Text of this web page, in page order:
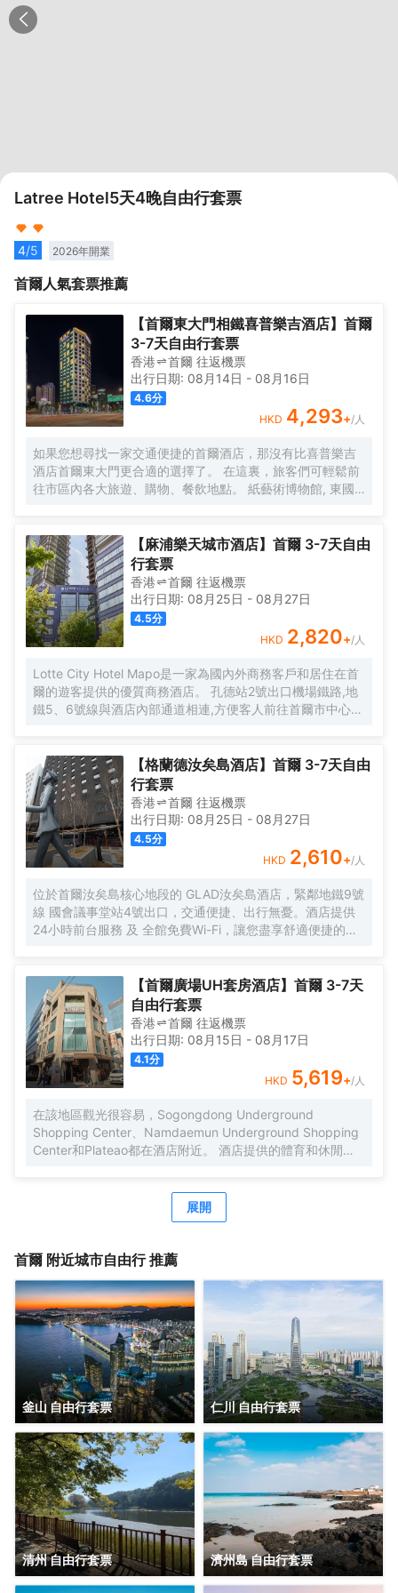
Latree Hotel5天4晚自由行套票
4/5 2026年開業
首爾人氣套票推薦
【首爾東大門相鐵喜普樂吉酒店】首爾
3-7天自由行套票
香港 首爾 往返機票
出行日期: 08月14日 - 08月16日
4.6分
HKD 4,293+/人
如果您想尋找一家交通便捷的首爾酒店，那沒有比喜普樂吉
酒店首爾東大門更合適的選擇了。 在這裏，旅客們可輕鬆前
往市區內各大旅遊、購物、餐飲地點。 紙藝術博物館, 東國
普遍好評。 酒店的特色服務有無線網絡, 洗衣服務/乾洗, 會
議設施, 保險箱, 接送服務。 喜普樂吉酒店首爾東大門有裝修
精美的客房，每間都配有液晶電視/等離子電視, 空調, 冰箱,
無線上網（免費）。 酒店內的健身中心是忙碌的一天後放鬆
身心的理想去處。 想在首爾尋找舒適又便捷的酒店，就一定
要考慮喜普樂吉酒店首爾東大門，能帶給您賓至如歸的感
覺。
【麻浦樂天城市酒店】首爾 3-7天自由
行套票
香港 首爾 往返機票
出行日期: 08月25日 - 08月27日
4.5分
HKD 2,820+/人
Lotte City Hotel Mapo是一家為國內外商務客戶和居住在首
爾的遊客提供的優質商務酒店。 孔德站2號出口機場鐵路,地
鐵5、6號線與酒店內部通道相連,方便客人前往首爾市中心和
新村、明洞。 Lotte City Hotel Mapo酒店為客人提供舒適的
客房、現代化的餐廳Naru、自然採光的室內游泳池、商務會
議室和健身中心等設施,提供與眾不同的服務,為客人提供舒適
的放鬆和成功的商務環境。
【格蘭德汝矣島酒店】首爾 3-7天自由
行套票
香港 首爾 往返機票
出行日期: 08月25日 - 08月27日
4.5分
HKD 2,610+/人
位於首爾汝矣島核心地段的 GLAD汝矣島酒店，緊鄰地鐵9號
線 國會議事堂站4號出口，交通便捷、出行無憂。酒店提供
24小時前台服務 及 全館免費Wi-Fi，讓您盡享舒適便捷的入
是商務出行還是休閒旅遊，都能滿足您的多樣需求。 清晨可
在一樓餐廳享用豐盛的 自助早餐（供應時間：06:30～
09:30），開啟活力滿滿的一天。傍晚時分，不妨前往本店
特色酒吧 Black Bar，品嚐精選 單一麥芽威士忌，或在14層
的高端日料餐廳 Kappo Aki，細品選用應季食材烹製的正宗
日本料理，體驗味蕾盛宴。 酒店步行 5分鐘可達國會議事
堂，15分鐘可達IFC Mall與The Hyundai Seoul現代百貨，購
物、休閒與商務活動輕鬆切換。前往 金浦國際機場僅需約25
分鐘車程，仁川國際機場約50分鐘車程，是商務與旅行人士
的理想之選。
【首爾廣場UH套房酒店】首爾 3-7天
自由行套票
香港 首爾 往返機票
出行日期: 08月15日 - 08月17日
4.1分
HKD 5,619+/人
在該地區觀光很容易，Sogongdong Underground
Shopping Center、Namdaemun Underground Shopping
Center和Plateao都在酒店附近。 酒店提供的體育和休閒設
展開
首爾 附近城市自由行 推薦
釜山 自由行套票 仁川 自由行套票
清州 自由行套票 濟州島 自由行套票